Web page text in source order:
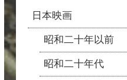
日本映画
昭和二十年以前
昭和二十年代